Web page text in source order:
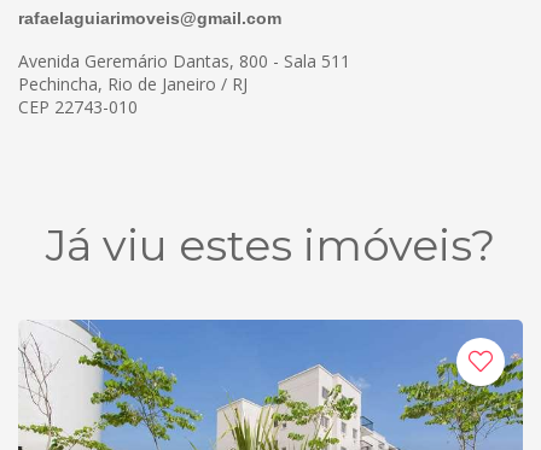
rafaelaguiarimoveis@gmail.com
Avenida Geremário Dantas, 800 - Sala 511
Pechincha, Rio de Janeiro / RJ
CEP 22743-010
Já viu estes imóveis?